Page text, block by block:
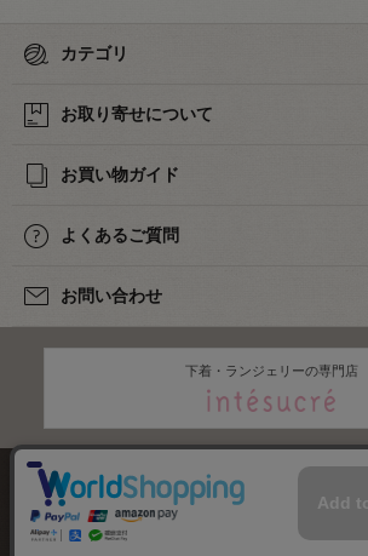
カテゴリ
お取り寄せについて
お買い物ガイド
よくあるご質問
お問い合わせ
下着・ランジェリーの専門店
株式会社オカダヤ
特定商取引法に基づく表記 プライバシーポリシー